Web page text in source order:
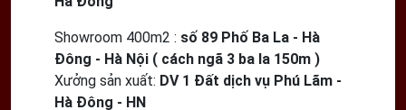
Showroom 400m2 : số 89 Phố Ba La - Hà
Đông - Hà Nội ( cách ngã 3 ba la 150m )
Xưởng sản xuất: DV 1 Đất dịch vụ Phú Lãm -
Hà Đông - HN